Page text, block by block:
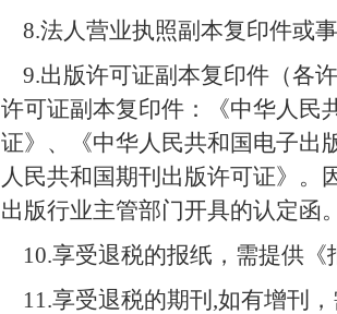
8.法人营业执照副本复印件或
9.出版许可证副本复印件（各
许可证副本复印件：《中华人民
证》、《中华人民共和国电子出
人民共和国期刊出版许可证》。
出版行业主管部门开具的认定函。
10.享受退税的报纸，需提供
11.享受退税的期刊 ,如有增刊